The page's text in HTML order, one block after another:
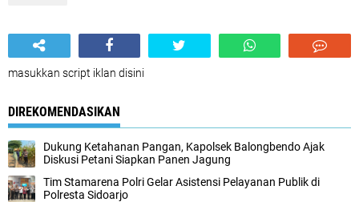
masukkan script iklan disini
DIREKOMENDASIKAN
Dukung Ketahanan Pangan, Kapolsek Balongbendo Ajak
Diskusi Petani Siapkan Panen Jagung
Tim Stamarena Polri Gelar Asistensi Pelayanan Publik di
Polresta Sidoarjo